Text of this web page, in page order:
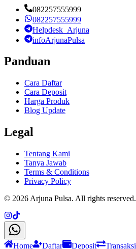
082257555999
082257555999
Helpdesk_Arjuna
infoArjunaPulsa
Panduan
Cara Daftar
Cara Deposit
Harga Produk
Blog Update
Legal
Tentang Kami
Tanya Jawab
Terms & Conditions
Privacy Policy
© 2026 Arjuna Pulsa. All rights reserved.
Home Daftar Deposit Transaksi